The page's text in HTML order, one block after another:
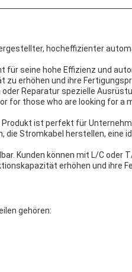
hocheffizienter
seine hohe Effizienz und
erhöhen und ihre
Reparatur spezielle
for those who are looking for
ist perfekt für
Stromkabel herstellen, eine
Kunden können mit L/C oder
erhöhen und ihre
gehören: